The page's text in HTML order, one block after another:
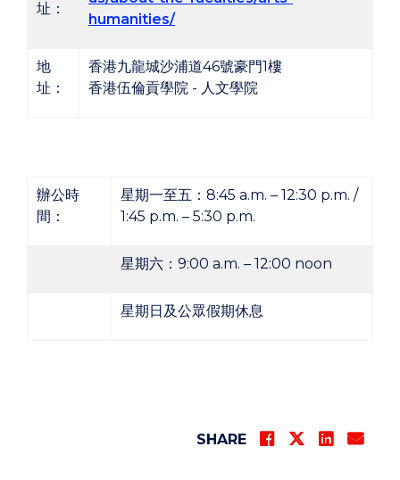
址：
humanities/
地
址：
香港九龍城沙浦道46號豪門1樓
香港伍倫貢學院 - 人文學院
辦公時
間：
星期一至五：8:45 a.m. – 12:30 p.m. /
1:45 p.m. – 5:30 p.m.
星期六：9:00 a.m. – 12:00 noon
星期日及公眾假期休息
SHARE